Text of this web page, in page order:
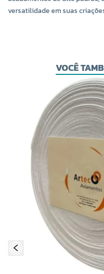
versatilidade em suas
VOCÊ